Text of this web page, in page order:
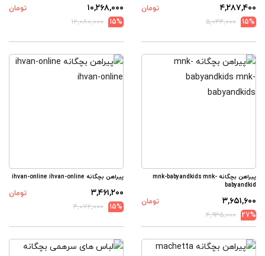
۴,۲۸۷,۴۰۰
تومان
15%
۵,۰۴۴,۰۰۰
۱۰,۲۶۸,۰۰۰
تومان
15%
۱۲,۰۸۰,۰۰۰
پیراهن بچگانه mnk-babyandkids mnk-
babyandkid
۳,۶۵۱,۶۰۰
تومان
27% ۴,۹۳۵,۰۰۰
پیراهن بچگانه ihvan-online ihvan-online
۳,۴۶۱,۲۰۰
تومان
15%
۴,۰۷۲,۰۰۰